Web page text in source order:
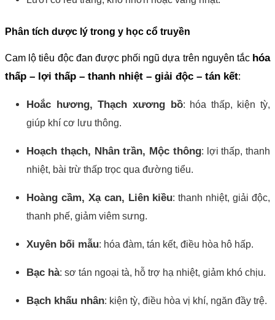
Phân tích dược lý trong y học cổ truyền
Cam lộ tiêu độc đan được phối ngũ dựa trên nguyên tắc hóa
thấp – lợi thấp – thanh nhiệt – giải độc – tán kết:
Hoắc hương, Thạch xương bồ: hóa thấp, kiện tỳ,
giúp khí cơ lưu thông.
Hoạch thạch, Nhân trần, Mộc thông: lợi thấp, thanh
nhiệt, bài trừ thấp trọc qua đường tiểu.
Hoàng cầm, Xạ can, Liên kiều: thanh nhiệt, giải độc,
thanh phế, giảm viêm sưng.
Xuyên bối mẫu: hóa đàm, tán kết, điều hòa hô hấp.
Bạc hà: sơ tán ngoại tà, hỗ trợ hạ nhiệt, giảm khó chịu.
Bạch khấu nhân: kiện tỳ, điều hòa vị khí, ngăn đầy trệ.